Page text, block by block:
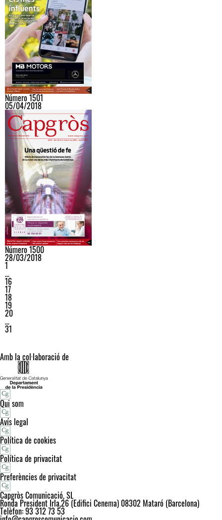
Número 1501
05/04/2018
Número 1500
28/03/2018
1
…
16
17
18
19
20
…
31
Amb la col·laboració de
Qui som
Avís legal
Política de cookies
Política de privacitat
Preferències de privacitat
Capgròs Comunicació, SL
Ronda President Irla,26 (Edifici Cenema) 08302 Mataró (Barcelona)
Telèfon: 93 312 73 53